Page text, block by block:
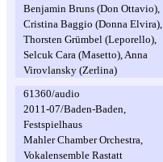
Benjamin Bruns (Don Ottavio),
Cristina Baggio (Donna Elvira),
Thorsten Grümbel (Leporello),
Selcuk Cara (Masetto), Anna
Virovlansky (Zerlina)
61360/audio
2011-07/Baden-Baden,
Festspielhaus
Mahler Chamber Orchestra,
Vokalensemble Rastatt